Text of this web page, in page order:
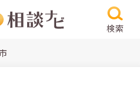
検索